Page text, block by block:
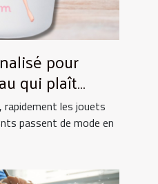
pour
qui plaît
rapidement les jouets
passent de mode en